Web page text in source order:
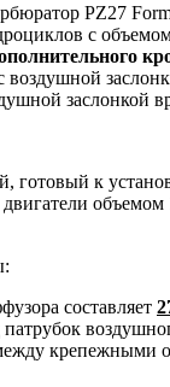
PZ27
с
воздушной
заслонкой
готовый к
объемом
составляет
крепежными